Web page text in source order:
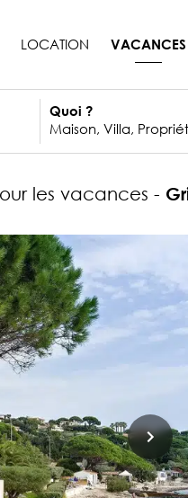
LOCATION VACANCES
Quoi ?
les vacances -